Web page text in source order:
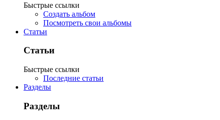
Быстрые ссылки
Создать альбом
Посмотреть свои альбомы
Статьи
Статьи
Быстрые ссылки
Последние статьи
Разделы
Разделы